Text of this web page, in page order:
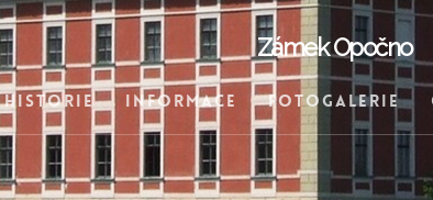
Zámek Opočno
Historie Informace Fotogalerie